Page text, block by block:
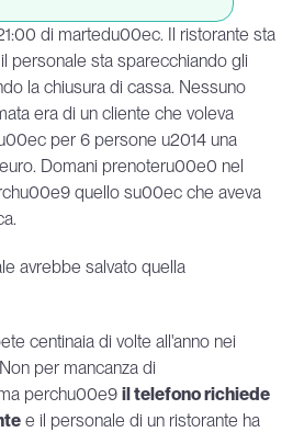
di martedu00ec. Il ristorante sta
personale sta sparecchiando gli
la chiusura di cassa. Nessuno
era di un cliente che voleva
per 6 persone u2014 una
Domani prenoteru00e0 nel
quello su00ec che aveva
avrebbe salvato quella
centinaia di volte all'anno nei
per mancanza di
perchu00e9 il telefono richiede
e il personale di un ristorante ha